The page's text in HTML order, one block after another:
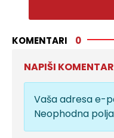
KOMENTARI 0
NAPIŠI KOMENTAR
Vaša adresa e-
Neophodna